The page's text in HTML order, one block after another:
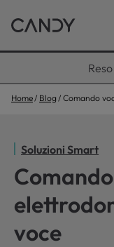
Home Blog Comando
Soluzioni Smart
voce